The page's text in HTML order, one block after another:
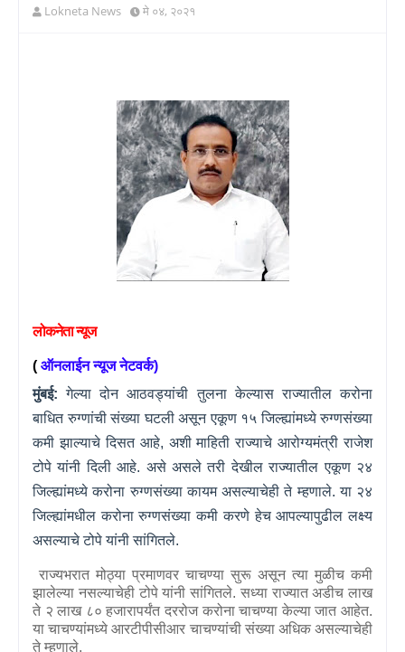
Lokneta News मे ०४, २०२१
लोकनेतान्यूज
( ऑनलाईन न्यूज नेटवर्क)
मुंबई: गेल्या दोन आठवड्यांची तुलना केल्यास राज्यातील करोना
बाधित रुग्णांची संख्या घटली असून एकूण १५ जिल्ह्यांमध्ये रुग्णसंख्या
कमी झाल्याचे दिसत आहे, अशी माहिती राज्याचे आरोग्यमंत्री राजेश
टोपेयांनी दिली आहे. असे असले तरी देखील राज्यातील एकूण २४
जिल्ह्यांमध्ये करोना रुग्णसंख्या कायम असल्याचेही ते म्हणाले. या २४
जिल्ह्यांमधील करोना रुग्णसंख्या कमी करणे हेच आपल्यापुढील लक्ष्य
असल्याचे टोपे यांनी सांगितले.
राज्यभरात मोठ्या प्रमाणवर चाचण्या सुरू असून त्या मुळीच कमी
झालेल्या नसल्याचेही टोपे यांनी सांगितले. सध्या राज्यात अडीच लाख
ते २ लाख ८० हजारापर्यंत दररोज करोना चाचण्या केल्या जात आहेत.
या चाचण्यांमध्ये आरटीपीसीआर चाचण्यांची संख्या अधिक असल्याचेही
ते म्हणाले.